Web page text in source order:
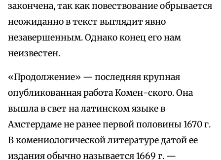
закончена, так как повествование обрывается
неожиданно в текст выглядит явно
незавершенным. Однако конец его нам
неизвестен.
«Продолжение» — последняя крупная
опубликованная работа Комен-ского. Она
вышла в свет на латинском языке в
Амстердаме не ранее первой половины 1670 г.
В комениологической литературе датой ее
издания обычно называется 1669 г. —